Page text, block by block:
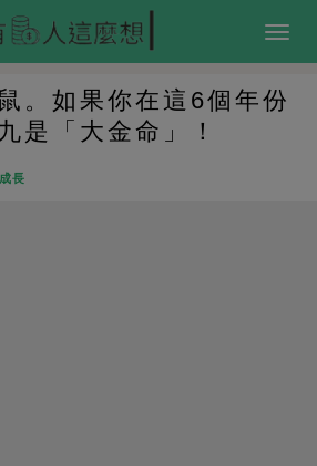
。如果你在這6個年份
是「大金命」！
長